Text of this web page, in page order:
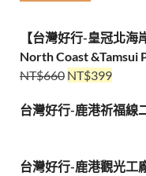
【台灣好行-皇冠北
North Coast &Tamsui
NT$660 NT$399
台灣好行-鹿港祈福線
台灣好行-鹿港觀光工